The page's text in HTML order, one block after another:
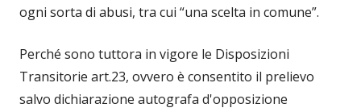
ogni sorta di abusi, tra cui “una scelta in comune”.
Perché sono tuttora in vigore le Disposizioni
Transitorie art.23, ovvero è consentito il prelievo
salvo dichiarazione autografa d'opposizione